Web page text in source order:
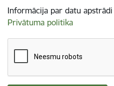
Informācija par datu
Privātuma politika